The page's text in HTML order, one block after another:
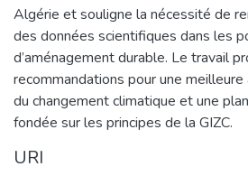
Algérie et souligne la nécessité de
des données scientifiques dans les
d’aménagement durable. Le travail
recommandations pour une
du changement climatique et une
fondée sur les principes de la GIZC.
URI